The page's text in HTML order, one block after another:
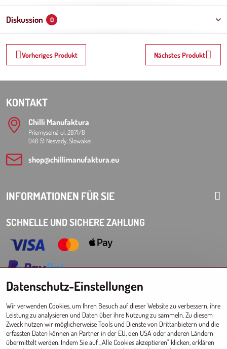
Diskussion 0
Vorheriges Produkt Nächstes Produkt
KONTAKT
Chilli Manufaktura
Priemyselná ul. 2871/8
946 51 Nesvady, Slowakei
shop​@chillimanufaktura​.eu
INFORMATIONEN FÜR SIE
SCHNELLE UND SICHERE ZAHLUNG
Choose Eshop for your delivery country:
AT CZ DE SK HU PL EU other countries
GROSSHANDEL FÜR GESCHÄFTE
Datenschutz-Einstellungen
Wir verwenden Cookies, um Ihren Besuch auf dieser Website zu verbessern, ihre
Leistung zu analysieren und Daten über ihre Nutzung zu sammeln. Zu diesem
Zweck nutzen wir möglicherweise Tools und Dienste von Drittanbietern und die
erfassten Daten können an Partner in der EU, den USA oder anderen Ländern
übermittelt werden. Indem Sie auf „Alle Cookies akzeptieren" klicken, erklären